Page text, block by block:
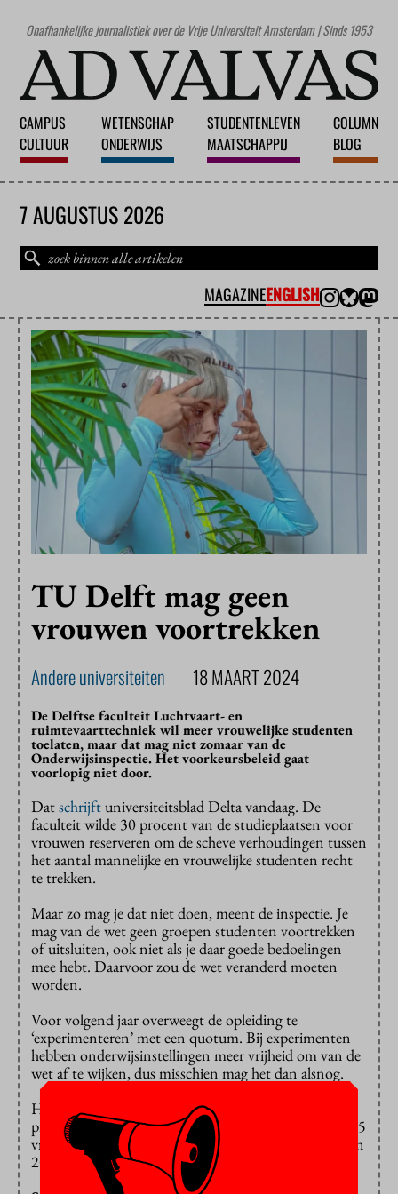
Onafhankelijke journalistiek over de Vrije Universiteit Amsterdam | Sinds 1953
CAMPUS
CULTUUR
WETENSCHAP
ONDERWIJS
STUDENTENLEVEN
MAATSCHAPPIJ
COLUMN
BLOG
7 AUGUSTUS 2026
MAGAZINEENGLISH
TU Delft mag geen
vrouwen voortrekken
Andere universiteiten 18 MAART 2024
De Delftse faculteit Luchtvaart- en
ruimtevaarttechniek wil meer vrouwelijke studenten
toelaten, maar dat mag niet zomaar van de
Onderwijsinspectie. Het voorkeursbeleid gaat
voorlopig niet door.
Datschrijftuniversiteitsblad Delta vandaag. De
faculteit wilde 30 procent van de studieplaatsen voor
vrouwen reserveren om de scheve verhoudingen tussen
het aantal mannelijke en vrouwelijke studenten recht
te trekken.
Maar zo mag je dat niet doen, meent de inspectie. Je
mag van de wet geen groepen studenten voortrekken
of uitsluiten, ook niet als je daar goede bedoelingen
mee hebt. Daarvoor zou de wet veranderd moeten
worden.
Voor volgend jaar overweegt de opleiding te
‘experimenteren’ met een quotum. Bij experimenten
hebben onderwijsinstellingen meer vrijheid om van de
wet af te wijken, dus misschien mag het dan alsnog.
Het percentage vrouwen
schommelt
procent: dit studiejaar begonnen er 331 mannen en 75
vrouwen aan de bachelor. Er is al wel iets veranderd. In
2019 was maar 11 procent van de eerstejaars vrouw.